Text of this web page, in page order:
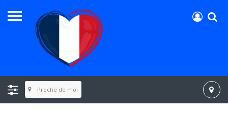
Proche de moi